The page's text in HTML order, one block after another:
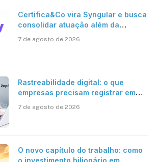
Certifica&Co vira Syngular e busca
consolidar atuação além da
7 de agosto de 2026
Rastreabilidade digital: o que
empresas precisam registrar em
7 de agosto de 2026
O novo capítulo do trabalho: como